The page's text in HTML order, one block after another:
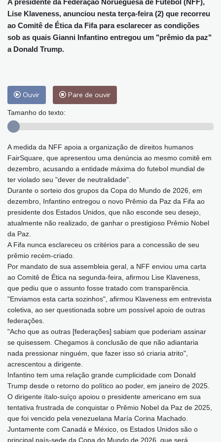
Lise Klaveness, anunciou nesta terça-feira (2) que recorreu
ao Comitê de Ética da Fifa para esclarecer as condições
sob as quais Gianni Infantino entregou um "prêmio da paz"
a Donald Trump.
Ouvir Pare de ouvir
Tamanho do texto:
A medida da NFF apoia a organização de direitos humanos
FairSquare, que apresentou uma denúncia ao mesmo comitê em
dezembro, acusando a entidade máxima do futebol mundial de
ter violado seu "dever de neutralidade".
Durante o sorteio dos grupos da Copa do Mundo de 2026, em
dezembro, Infantino entregou o novo Prêmio da Paz da Fifa ao
presidente dos Estados Unidos, que não esconde seu desejo,
atualmente não realizado, de ganhar o prestigioso Prêmio Nobel
da Paz.
A Fifa nunca esclareceu os critérios para a concessão de seu
prêmio recém-criado.
Por mandato de sua assembleia geral, a NFF enviou uma carta
ao Comitê de Ética na segunda-feira, afirmou Lise Klaveness,
que pediu que o assunto fosse tratado com transparência.
"Enviamos esta carta sozinhos", afirmou Klaveness em entrevista
coletiva, ao ser questionada sobre um possível apoio de outras
federações.
"Acho que as outras [federações] sabiam que poderiam assinar
se quisessem. Chegamos à conclusão de que não adiantaria
nada pressionar ninguém, que fazer isso só criaria atrito",
acrescentou a dirigente.
Infantino tem uma relação grande cumplicidade com Donald
Trump desde o retorno do político ao poder, em janeiro de 2025.
O dirigente ítalo-suíço apoiou o presidente americano em sua
tentativa frustrada de conquistar o Prêmio Nobel da Paz de 2025,
que foi vencido pela venezuelana María Corina Machado.
Juntamente com Canadá e México, os Estados Unidos são o
principal país-sede da Copa do Mundo de 2026, que será